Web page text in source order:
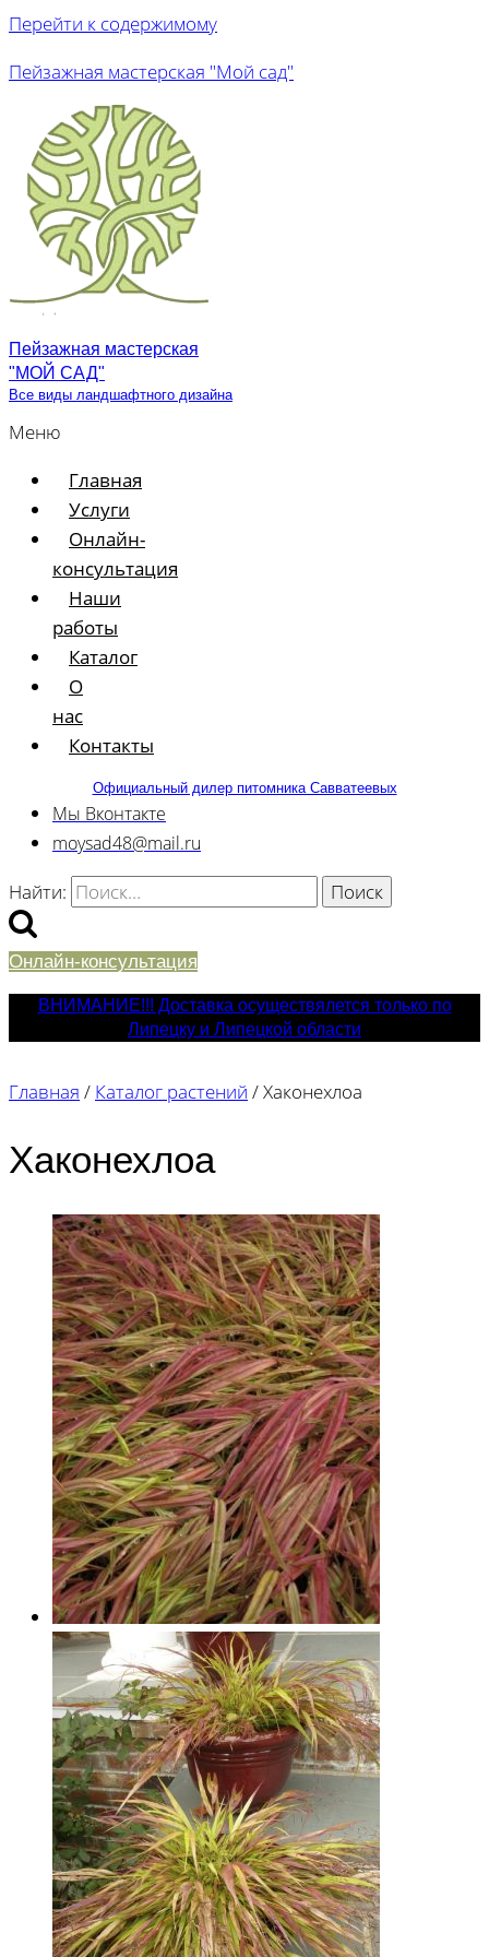
Перейти к содержимому
Пейзажная мастерская "Мой сад"
Пейзажная мастерская
"МОЙ САД"
Все виды ландшафтного дизайна
Меню
Главная
Услуги
Онлайн-
консультация
Наши
работы
Каталог
О
нас
Контакты
Официальный дилер питомника Савватеевых
Мы Вконтакте
moysad48@mail.ru
Найти:
Онлайн-консультация
ВНИМАНИЕ!!! Доставка осуществялется только по
Липецку и Липецкой области
Главная / Каталог растений /Хаконехлоа
Хаконехлоа